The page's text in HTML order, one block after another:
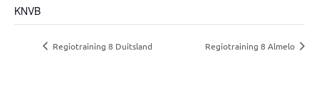
KNVB
Regiotraining 8 Duitsland Regiotraining 8 Almelo